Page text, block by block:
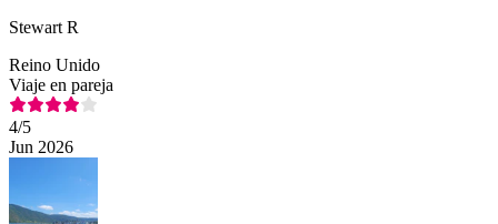
Stewart R
Reino Unido
Viaje en pareja
4/5
Jun 2026